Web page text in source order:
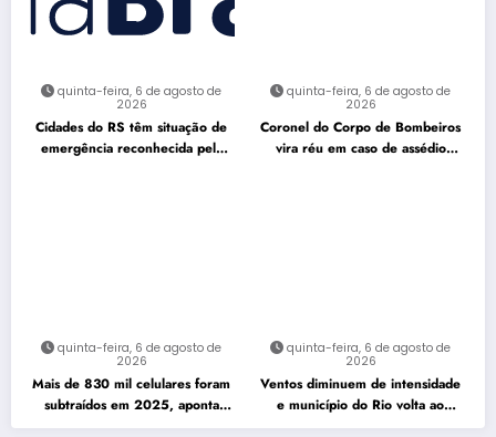
quinta-feira, 6 de agosto de
2026
Cidades do RS têm situação de
emergência reconhecida pela
quinta-feira, 6 de agosto de
2026
Coronel do Corpo de Bombeiros
vira réu em caso de assédio
quinta-feira, 6 de agosto de
2026
Mais de 830 mil celulares foram
subtraídos em 2025, aponta
relatório
quinta-feira, 6 de agosto de
2026
Ventos diminuem de intensidade
e município do Rio volta ao
Estágio 1